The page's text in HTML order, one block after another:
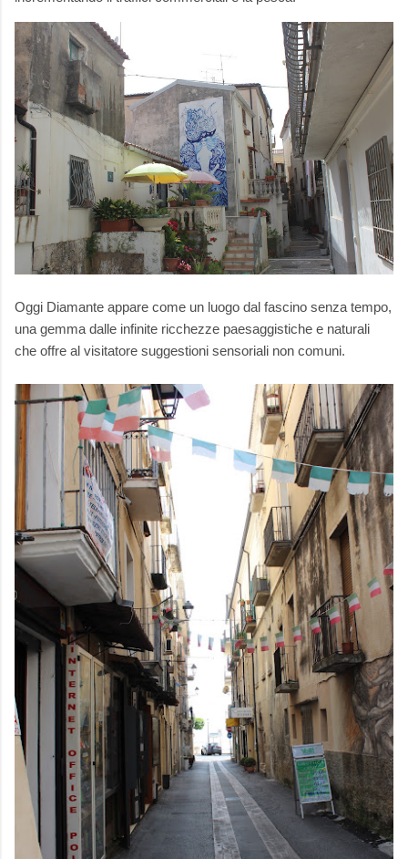
Oggi Diamante appare come un luogo dal fascino senza tempo,
una gemma dalle infinite ricchezze paesaggistiche e naturali
che offre al visitatore suggestioni sensoriali non comuni.